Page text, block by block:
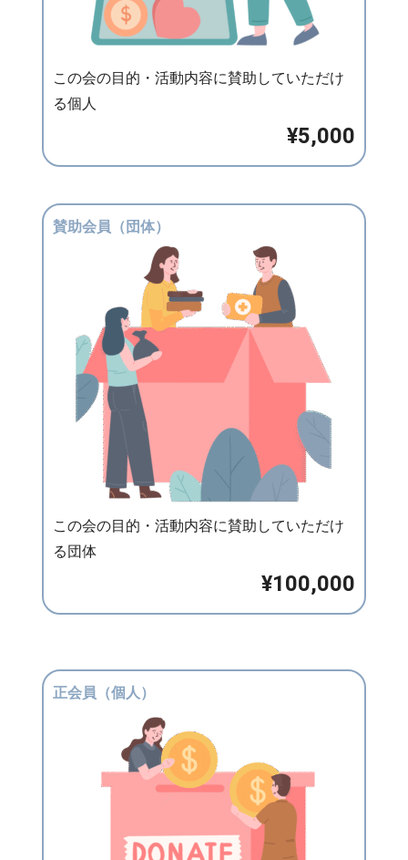
この会の目的・活動内容に賛助していただけ
る個人
¥5,000
賛助会員（団体）
この会の目的・活動内容に賛助していただけ
る団体
¥100,000
正会員（個人）